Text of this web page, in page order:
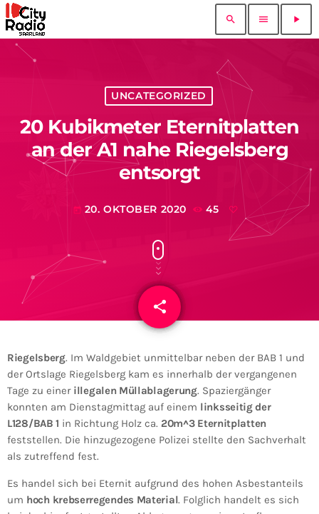
search menu play_arrow
UNCATEGORIZED
20 Kubikmeter Eternitplatten
an der A1 nahe Riegelsberg
entsorgt
today 20. OKTOBER 2020 45
share
email
Riegelsberg. Im Waldgebiet unmittelbar neben der BAB 1 und
der Ortslage Riegelsberg kam es innerhalb der vergangenen
Tage zu einer illegalen Müllablagerung. Spaziergänger
konnten am Dienstagmittag auf einem linksseitig der
L128/BAB 1 in Richtung Holz ca. 20m^3 Eternitplatten
feststellen. Die hinzugezogene Polizei stellte den Sachverhalt
als zutreffend fest.
Es handel sich bei Eternit aufgrund des hohen Asbestanteils
um hoch krebserregendes Material. Folglich handelt es sich